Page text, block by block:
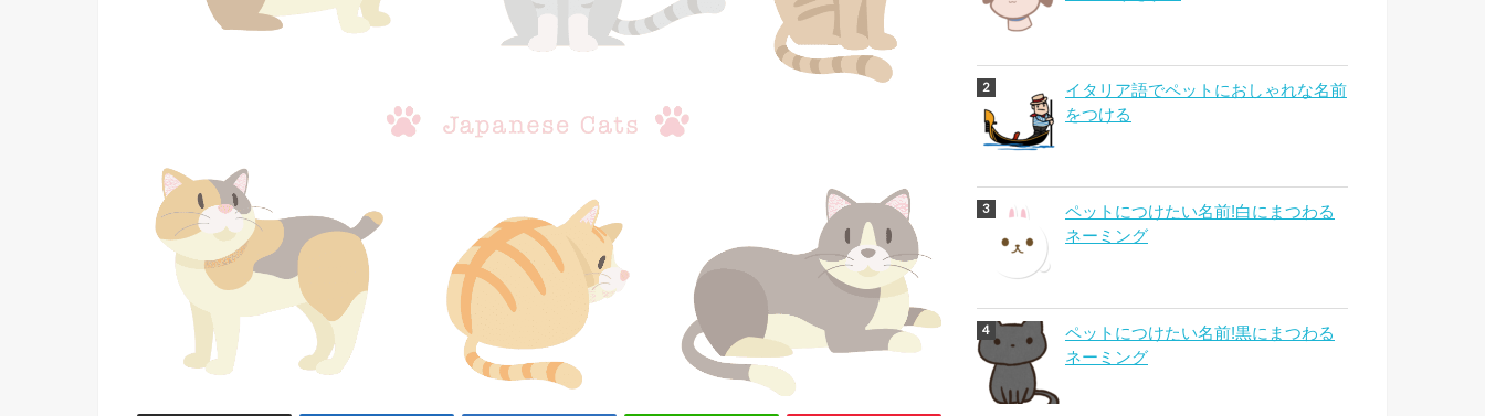
イタリア語でペットにおしゃれな名前
をつける
ペットにつけたい名前!白にまつわる
ネーミング
ペットにつけたい名前!黒にまつわる
ネーミング